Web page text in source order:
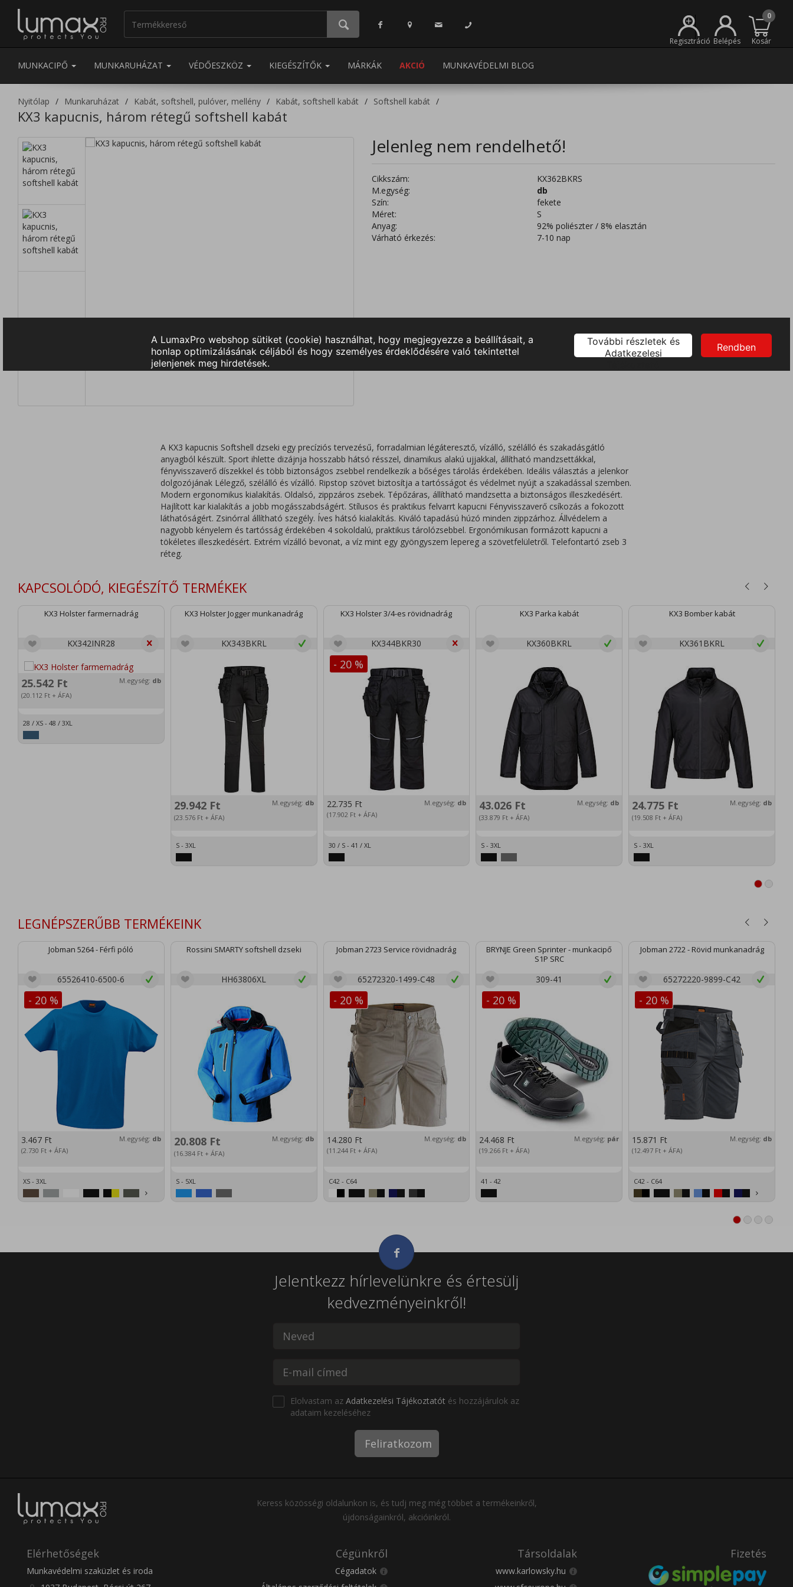
+
Regisztráció Belépés
0
Kosár
MUNKACIPŐ MUNKARUHÁZAT VÉDŐESZKÖZ KIEGÉSZÍTŐK MÁRKÁK AKCIÓ MUNKAVÉDELMI BLOG
Nyitólap Munkaruházat Kabát, softshell, pulóver, mellény Kabát, softshell kabát Softshell kabát
KX3 kapucnis, három rétegű softshell kabát
Jelenleg nem rendelhető!
Cikkszám:
KX362BKRS
M.egység:
db
Szín:
fekete
Méret:
S
Anyag:
92% poliészter / 8% elasztán
Várható érkezés:
7-10 nap
A KX3 kapucnis Softshell dzseki egy precíziós tervezésű, forradalmian légáteresztő, vízálló, szélálló és szakadásgátló
anyagból készült. Sport ihlette dizájnja hosszabb hátsó résszel, dinamikus alakú ujjakkal, állítható mandzsettákkal,
fényvisszaverő díszekkel és több biztonságos zsebbel rendelkezik a bőséges tárolás érdekében. Ideális választás a jelenkor
dolgozójának Lélegző, szélálló és vízálló. Ripstop szövet biztosítja a tartósságot és védelmet nyújt a szakadással szemben.
Modern ergonomikus kialakítás. Oldalsó, zippzáros zsebek. Tépőzáras, állítható mandzsetta a biztonságos illeszkedésért.
Hajlított kar kialakítás a jobb mogásszabdságért. Stílusos és praktikus felvarrt kapucni Fényvisszaverő csíkozás a fokozott
láthatóságért. Zsinórral állítható szegély. Íves hátsó kialakítás. Kiváló tapadású húzó minden zippzárhoz. Állvédelem a
nagyobb kényelem és tartósság érdekében 4 sokoldalú, praktikus tárolózsebbel. Ergonómikusan formázott kapucni a
tökéletes illeszkedésért. Extrém vízálló bevonat, a víz mint egy gyöngyszem lepereg a szövetfelületről. Telefontartó zseb 3
réteg.
KAPCSOLÓDÓ, KIEGÉSZÍTŐ TERMÉKEK
KX3 Holster farmernadrág
KX342INR28
25.542 Ft
(20.112 Ft + ÁFA)
M.egység: db
28 / XS - 48 / 3XL
KX3 Holster Jogger munkanadrág
KX343BKRL
29.942 Ft
(23.576 Ft+ ÁFA)
M.egység: db
S - 3XL
KX3 Holster 3/4-es rövidnadrág
KX344BKR30
- 20 %
22.735 Ft
(17.902 Ft+ ÁFA)
M.egység: db
30 / S - 41 / XL
KX3 Parka kabát
KX360BKRL
43.026 Ft
(33.879 Ft + ÁFA)
M.egység: db
S - 3XL
KX3 Bomber kabát
KX361BKRL
24.775 Ft
(19.508 Ft + ÁFA)
M.egység: db
S - 3XL
LEGNÉPSZERŰBB TERMÉKEINK
Jobman 5264 - Férfi póló
65526410-6500-6
- 20 %
3.467 Ft
(2.730 Ft + ÁFA)
M.egység: db
XS - 3XL
Rossini SMARTY softshell dzseki
HH63806XL
20.808 Ft
(16.384 Ft+ ÁFA)
M.egység: db
S - 5XL
Jobman 2723 Service rövidnadrág
65272320-1499-C48
- 20 %
14.280 Ft
(11.244 Ft+ ÁFA)
M.egység: db
C42 - C64
BRYNJE Green Sprinter - munkacipő
S1P SRC
309-41
- 20 %
24.468 Ft
(19.266 Ft + ÁFA)
M.egység: pár
41 - 42
Jobman 2722 - Rövid munkanadrág
65272220-9899-C42
- 20 %
15.871 Ft
(12.497 Ft + ÁFA)
M.egység: db
C42 - C64
Jelentkezz hírlevelünkre és értesülj
kedvezményeinkről!
Elolvastam az Adatkezelési Tájékoztatót és hozzájárulok az
adataim kezeléséhez
Feliratkozom
Keress közösségi oldalunkon is, és tudj meg még többet a termékeinkről,
újdonságainkról, akcióinkról.
Elérhetőségek
Munkavédelmi szaküzlet és iroda
Cégünkről
Cégadatok
Társoldalak
www.karlowsky.hu
Fizetés